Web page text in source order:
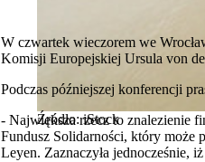
Źródło: iStock
W czwartek wieczorem we
Komisji Europejskiej Ursula von
Podczas późniejszej konferencji
- Największa rzecz to znalezienie
Fundusz Solidarności, który może
Leyen. Zaznaczyła jednocześnie,